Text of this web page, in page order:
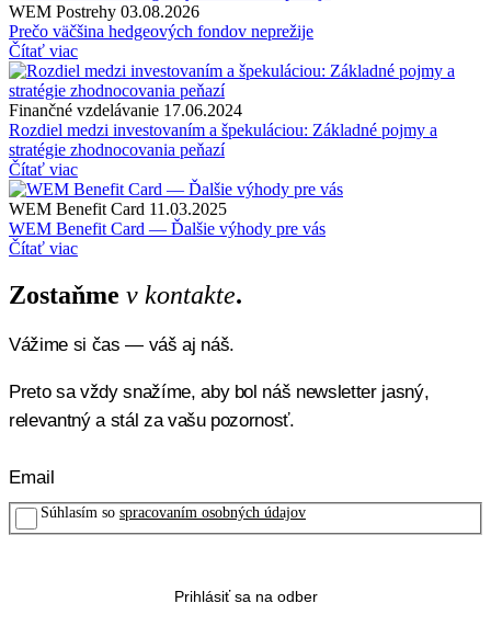
WEM Postrehy 03.08.2026
Prečo väčšina hedgeových fondov neprežije
Čítať viac
Finančné vzdelávanie 17.06.2024
Rozdiel medzi investovaním a špekuláciou: Základné pojmy a
stratégie zhodnocovania peňazí
Čítať viac
WEM Benefit Card 11.03.2025
WEM Benefit Card — Ďalšie výhody pre vás
Čítať viac
Zostaňme v kontakte.
Vážime si čas — váš aj náš.
Preto sa vždy snažíme, aby bol náš newsletter jasný,
relevantný a stál za vašu pozornosť.
Súhlasím so spracovaním osobných údajov